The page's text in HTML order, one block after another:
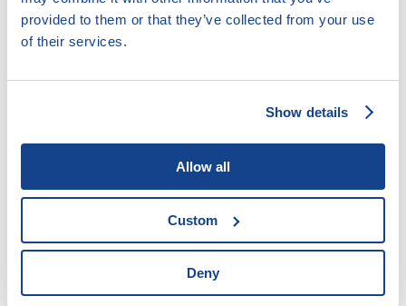
provided to them or that they’ve collected from your use
of their services.
Show details
Allow all
Custom
Deny
Exekuci prodejem zástavy lze pro zajištěnou
pohledávku provést prodejem zastavených movitých
Exekuci k vymožení nepeněžitého plnění
se
b) Odebráním věci
c) Rozdělením společné věci
e) Ukládáním pokut